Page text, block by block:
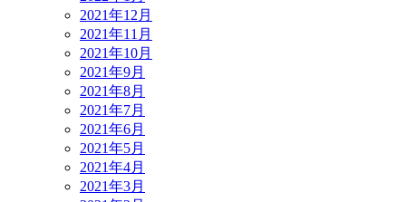
2021年12月
2021年11月
2021年10月
2021年9月
2021年8月
2021年7月
2021年6月
2021年5月
2021年4月
2021年3月